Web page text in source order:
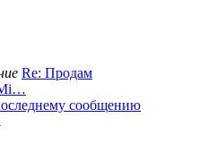
Re: Продам
Mi…
сообщению